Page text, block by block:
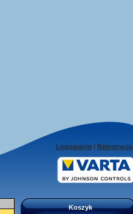
Logowanie | Rejestracja
Koszyk